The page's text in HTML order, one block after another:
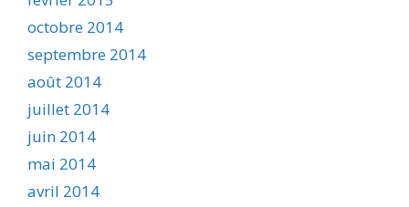
octobre 2014
septembre 2014
août 2014
juillet 2014
juin 2014
mai 2014
avril 2014